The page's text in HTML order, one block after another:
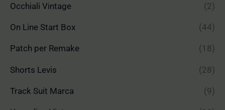
Occhiali Vintage (2)
On Line Start Box (44)
Patch per Remake (18)
Shorts Levis (28)
Track Suit Marca (9)